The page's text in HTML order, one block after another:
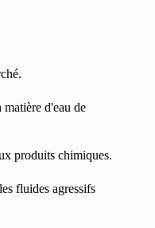
matière d'eau de
produits chimiques.
fluides agressifs